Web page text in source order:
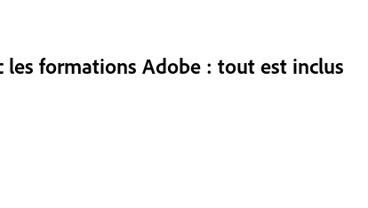
les formations Adobe : tout est inclus